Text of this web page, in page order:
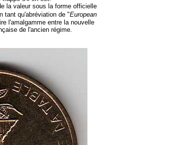
la valeur sous la forme officielle
tant qu'abréviation de "European
l'amalgamme entre la nouvelle
de l'ancien régime.